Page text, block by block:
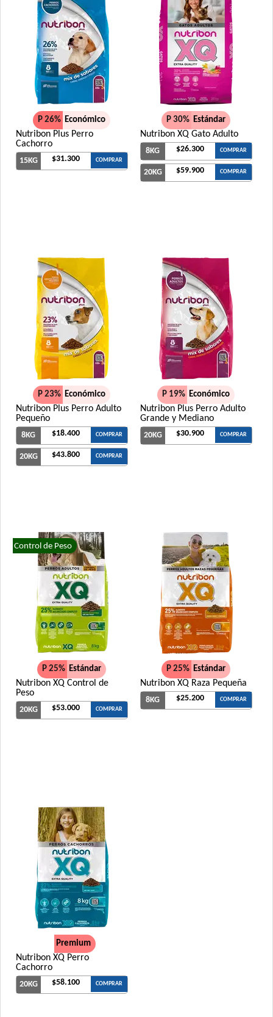
P 26% Económico
Nutribon Plus Perro
Cachorro
15KG $31.300 COMPRAR
P 30% Estándar
Nutribon XQ Gato Adulto
8KG $26.300 COMPRAR
20KG $59.900 COMPRAR
P 23% Económico
Nutribon Plus Perro Adulto
Pequeño
8KG $18.400 COMPRAR
20KG $43.800 COMPRAR
P 19% Económico
Nutribon Plus Perro Adulto
Grande y Mediano
20KG $30.900 COMPRAR
Control de Peso
P 25% Estándar
Nutribon XQ Control de
Peso
20KG $53.000 COMPRAR
P 25% Estándar
Nutribon XQ Raza Pequeña
8KG $25.200 COMPRAR
Premium
Nutribon XQ Perro
Cachorro
20KG $58.100 COMPRAR